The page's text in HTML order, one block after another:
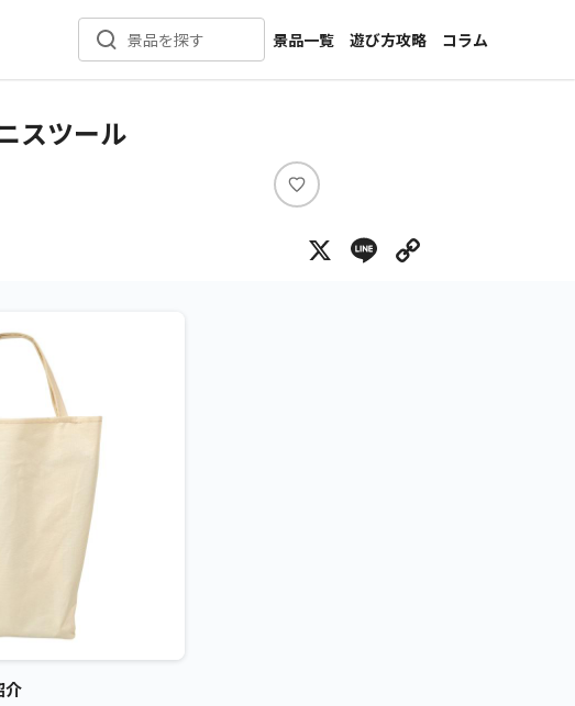
景品を探す
景品一覧
新着景品
メーカー一覧
遊び方攻略
コラム
インタビュー
スツール
い
ね
X Line
介